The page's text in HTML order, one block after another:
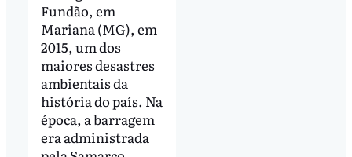
Fundão, em
Mariana (MG), em
2015, um dos
maiores desastres
ambientais da
história do país. Na
época, a barragem
era administrada